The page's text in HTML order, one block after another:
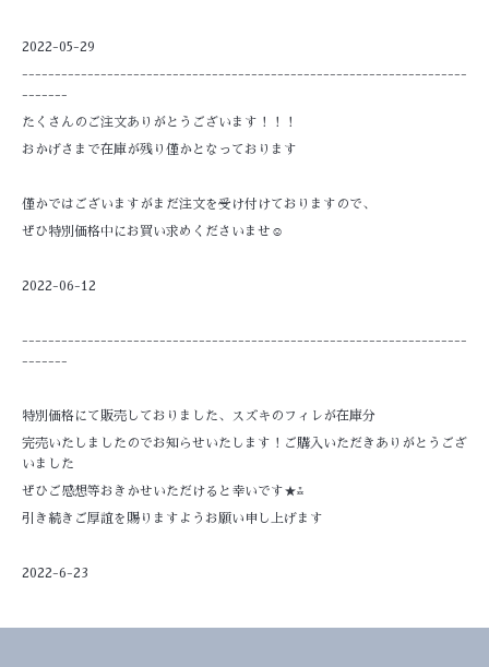
2022-05-29
--------------------------------------------------------------------
-------
たくさんのご注文ありがとうございます！！！
おかげさまで在庫が残り僅かとなっております
僅かではございますがまだ注文を受け付けておりますので、
ぜひ特別価格中にお買い求めくださいませ☺
2022-06-12
--------------------------------------------------------------------
-------
特別価格にて販売しておりました、スズキのフィレが在庫分
完売いたしましたのでお知らせいたします！ご購入いただきありがとうござ
いました
ぜひご感想等おきかせいただけると幸いです★⁂
引き続きご厚誼を賜りますようお願い申し上げます
2022-6-23